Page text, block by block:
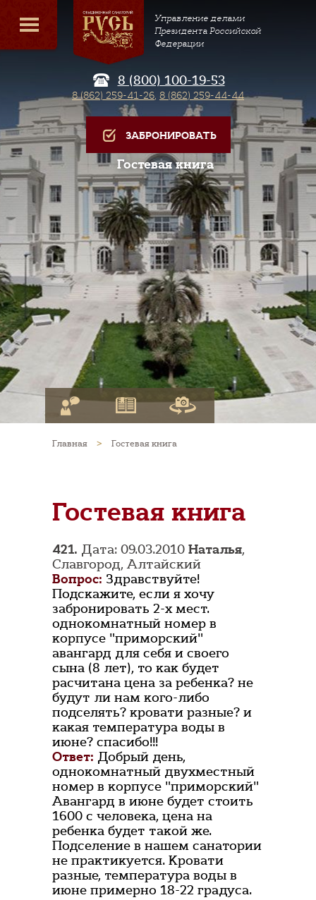
Управление делами
Президента Российской
Федерации
8 (800) 100-19-53
8 (862) 259-41-26, 8 (862) 259-44-44
ЗАБРОНИРОВАТЬ
Гостевая книга
Главная > Гостевая книга
Гостевая книга
421. Дата: 09.03.2010 Наталья,
Славгород, Алтайский
Вопрос: Здравствуйте!
Подскажите, если я хочу
забронировать 2-х мест.
однокомнатный номер в
корпусе "приморский"
авангард для себя и своего
сына (8 лет), то как будет
расчитана цена за ребенка? не
будут ли нам кого-либо
подселять? кровати разные? и
какая температура воды в
июне? спасибо!!!
Ответ: Добрый день,
однокомнатный двухместный
номер в корпусе "приморский"
Авангард в июне будет стоить
1600 с человека, цена на
ребенка будет такой же.
Подселение в нашем санатории
не практикуется. Кровати
разные, температура воды в
июне примерно 18-22 градуса.